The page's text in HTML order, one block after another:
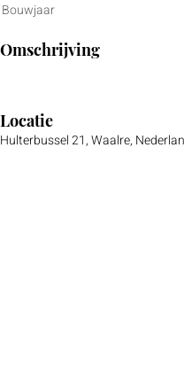
Bouwjaar
Omschrijving
Locatie
Hulterbussel 21, Waalre,